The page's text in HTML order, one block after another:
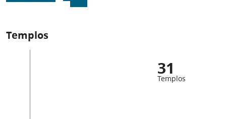
Templos
31
Templos